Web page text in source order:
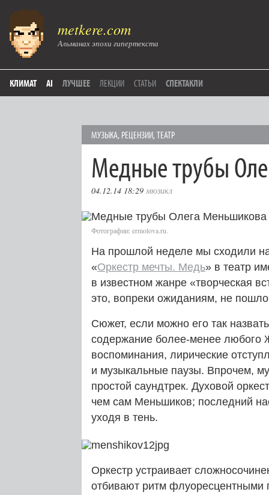
metkere.com
Альманах эпохи гипертекста
КЛИМАТ AI ЛУЧШЕЕ ЛЕКЦИИ СТАТЬИ СПЕКТАКЛИ
МУЗЫКА, РЕЦЕНЗИИ,ТЕАТР
Медные трубы
04.12.14 18:29 мюзикл
Фотографии: ermolova.ru.
На прошлой неделе мы сходили
«Оркестр мечты. Медь» в театр
в известном жанре «творческая
это, вопреки ожиданиям, не
Сюжет, если можно его так
содержание более-менее любого
воспоминания, лирические
и музыкальные паузы. Впрочем,
простой саундтрек. Духовой
чем сам Меньшиков; последний
уходя в тень.
Оркестр устраивает
отбивают ритм флуоресцентными